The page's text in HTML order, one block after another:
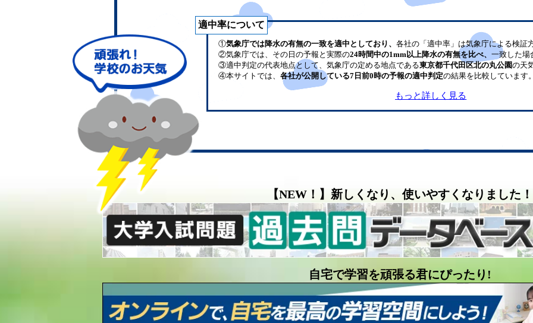
適中率について
①気象庁では降水の有無の一致を適中としており、 各社の「適中率」は気象庁による検証
②気象庁では、その日の予報と実際の24時間中の1mm以上降水の有無を比べ、 一致した場
③適中判定の代表地点として、気象庁の定める地点である東京都千代田区北の丸公園の天
④本サイトでは、 各社が公開している7日前0時の予報の適中判定の結果を比較しています
もっと詳しく見る
【NEW！】新しくなり、使いやすくなりました！
自宅で学習を頑張る君にぴったり!